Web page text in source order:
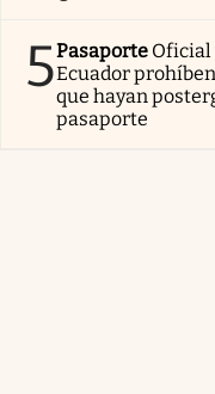
5Pasaporte Oficial
Ecuador
que hayan
pasaporte